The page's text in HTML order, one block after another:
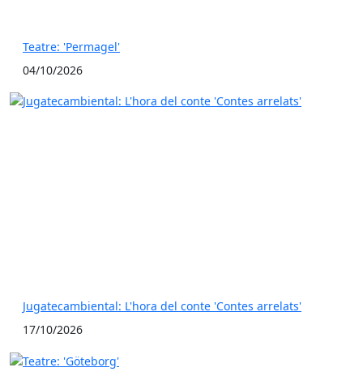
Teatre: 'Permagel'
04/10/2026
Jugatecambiental: L'hora del conte 'Contes arrelats'
17/10/2026